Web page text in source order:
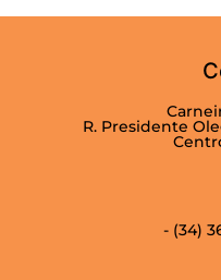
R. Presidente
- (34)